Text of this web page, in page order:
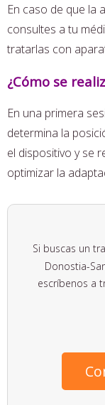
En caso de que la
consultes a tu
tratarlas con
¿Cómo se
En una primera
determina la
el dispositivo y se
optimizar la
Si buscas un
Donostia-
escríbenos a